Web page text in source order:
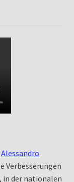
Alessandro
Verbesserungen
in der nationalen